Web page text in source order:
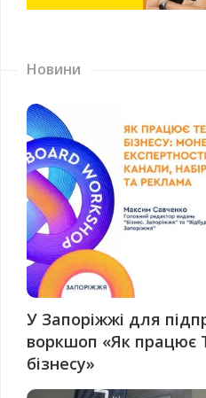
Новини
У Запоріжжі для
воркшоп «Як працює
бізнесу»